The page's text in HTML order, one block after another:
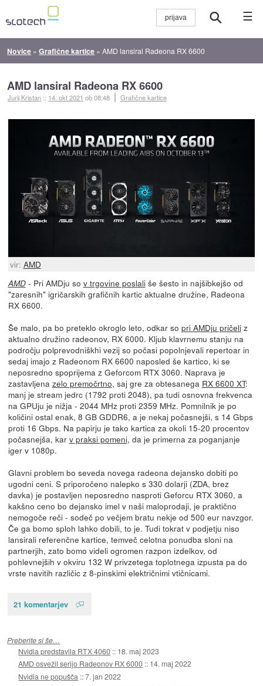
☰
Novice »Grafične kartice »AMD lansiral Radeona RX 6600
AMD lansiral Radeona RX 6600
Jurij Kristan :: 14. okt 2021 ob 08:48 Grafične kartice
vir: AMD
AMD- Pri AMDju so v trgovine poslališe šesto in najšibkejšo od
"zaresnih" igričarskih grafičnih kartic aktualne družine, Radeona
RX 6600.
Še malo, pa bo preteklo okroglo leto, odkar so pri AMDju pričeliz
aktualno družino radeonov, RX 6000. Kljub klavrnemu stanju na
področju polprevodniškhi vezij so počasi popolnjevali repertoar in
sedaj imajo z Radeonom RX 6600 naposled še kartico, ki se
neposredno spoprijema z Geforcom RTX 3060. Naprava je
zastavljena zelo premočrtno, saj gre za obtesanega RX 6600 XT:
manj je stream jedrc (1792 proti 2048), pa tudi osnovna frekvenca
na GPUju je nižja - 2044 MHz proti 2359 MHz. Pomnilnik je po
količini ostal enak, 8 GB GDDR6, a je nekaj počasnejši, s 14 Gbps
proti 16 Gbps. Na papirju je tako kartica za okoli 15-20 procentov
počasnejša, kar v praksi pomeni, da je primerna za poganjanje
iger v 1080p.
Glavni problem bo seveda novega radeona dejansko dobiti po
ugodni ceni. S priporočeno nalepko s 330 dolarji (ZDA, brez
davka) je postavljen neposredno nasproti Geforcu RTX 3060, a
kakšno ceno bo dejansko imel v naši maloprodaji, je praktično
nemogoče reči - sodeč po večjem bratu nekje od 500 eur navzgor.
Če ga bomo sploh lahko dobili, to je. Tudi tokrat v podjetju niso
lansirali referenčne kartice, temveč celotna ponudba sloni na
partnerjih, zato bomo videli ogromen razpon izdelkov, od
pohlevnejših v okviru 132 W privzetega toplotnega izpusta pa do
vrste navitih različic z 8-pinskimi električnimi vtičnicami.
21 komentarjev
Preberite si še…
Nvidia predstavila RTX 4060 :: 18. maj 2023
AMD osvežil serijo Radeonov RX 6000 :: 14. maj 2022
Nvidia ne popušča ::7. jan 2022